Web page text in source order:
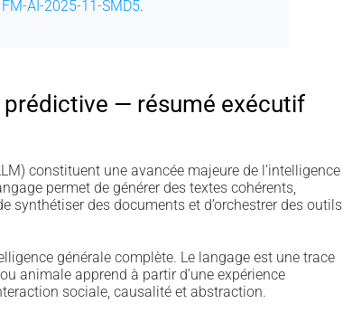
FM-AI-2025-11-SMD5.
— résumé exécutif
constituent une avancée majeure de l’intelligence
permet de générer des textes cohérents,
synthétiser des documents et d’orchestrer des outils
générale complète. Le langage est une trace
animale apprend à partir d’une expérience
sociale, causalité et abstraction.